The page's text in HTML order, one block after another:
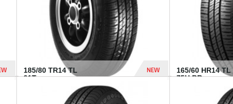
185/80 TR14 TL
91T...
NEW
165/60 HR14 TL
75H BR...